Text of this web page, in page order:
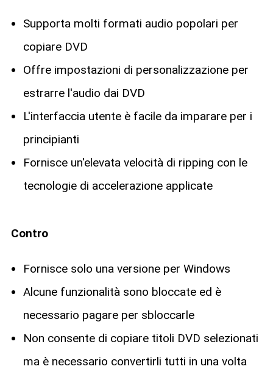
Supporta molti formati audio popolari per
copiare DVD
Offre impostazioni di personalizzazione per
estrarre l'audio dai DVD
L'interfaccia utente è facile da imparare per i
principianti
Fornisce un'elevata velocità di ripping con le
tecnologie di accelerazione applicate
Contro
Fornisce solo una versione per Windows
Alcune funzionalità sono bloccate ed è
necessario pagare per sbloccarle
Non consente di copiare titoli DVD selezionati
ma è necessario convertirli tutti in una volta